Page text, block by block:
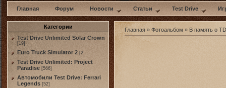
Главная Форум Новости Статьи Test Drive
Категории
Test Drive Unlimited Solar Crown
[19]
Euro Truck Simulator 2 [2]
Test Drive Unlimited: Project
Paradise [566]
Автомобили Test Drive: Ferrari
Legends [52]
Главная » Фотоальбом » В память о